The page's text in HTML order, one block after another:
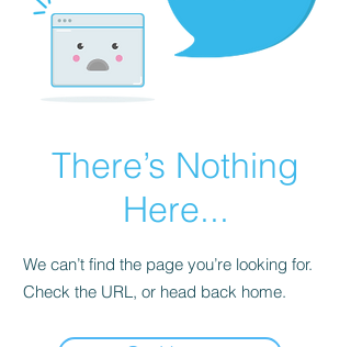
There’s Nothing
Here...
We can’t find the page you’re looking for.
Check the URL, or head back home.